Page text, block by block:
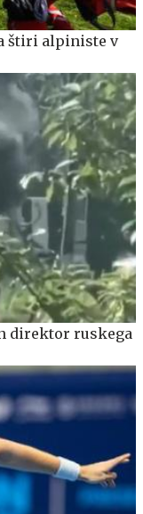
štiri alpiniste v
direktor ruskega